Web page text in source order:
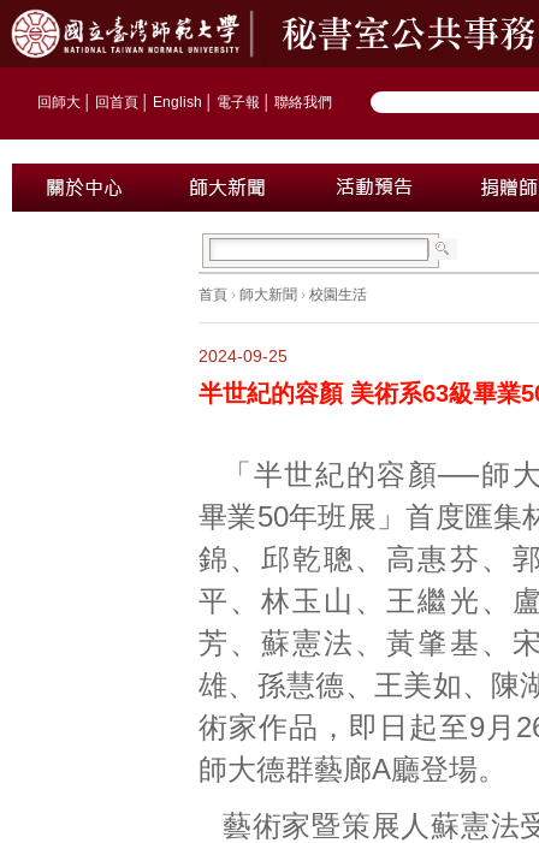
回師大 回首頁 English 電子報 聯絡我們
首頁 › 師大新聞 › 校園生活
2024-09-25
半世紀的容顏 美術系63級畢業
「半世紀的容顏──師
畢業50年班展」首度匯集
錦、邱乾聰、高惠芬、
平、林玉山、王繼光、
芳、蘇憲法、黃肇基、
雄、孫慧德、王美如、陳
術家作品，即日起至9月
師大德群藝廊A廳登場。
藝術家暨策展人蘇憲法